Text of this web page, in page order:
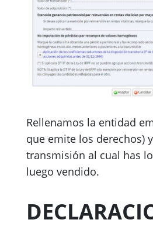
Rellenamos la entidad
que emite los derechos)
transmisión al cual has
luego vendido.